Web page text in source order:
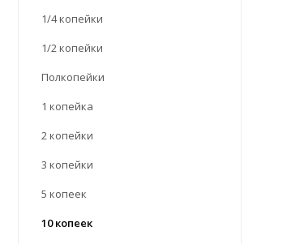
1/4 копейки
1/2 копейки
Полкопейки
1 копейка
2 копейки
3 копейки
5 копеек
10 копеек